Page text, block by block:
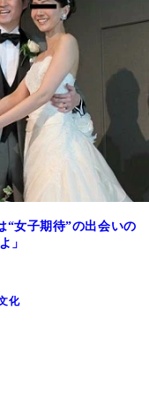
“女子期待”の出会いの
」
化